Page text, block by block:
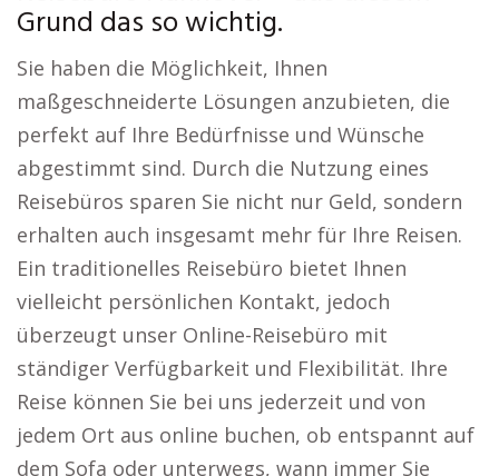
Grund das so wichtig.
Sie haben die Möglichkeit, Ihnen
maßgeschneiderte Lösungen anzubieten, die
perfekt auf Ihre Bedürfnisse und Wünsche
abgestimmt sind. Durch die Nutzung eines
Reisebüros sparen Sie nicht nur Geld, sondern
erhalten auch insgesamt mehr für Ihre Reisen.
Ein traditionelles Reisebüro bietet Ihnen
vielleicht persönlichen Kontakt, jedoch
überzeugt unser Online-Reisebüro mit
ständiger Verfügbarkeit und Flexibilität. Ihre
Reise können Sie bei uns jederzeit und von
jedem Ort aus online buchen, ob entspannt auf
dem Sofa oder unterwegs, wann immer Sie